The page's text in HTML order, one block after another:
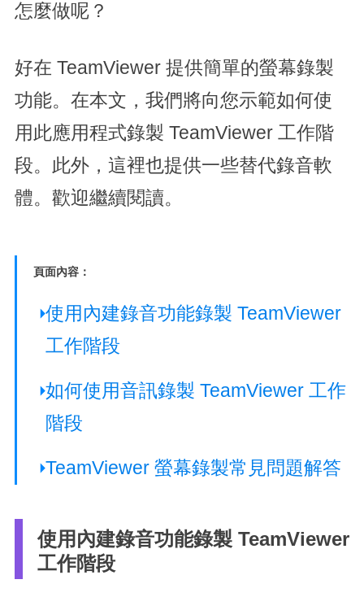
怎麼做呢？
好在 TeamViewer 提供簡單的螢幕錄製
功能。在本文，我們將向您示範如何使
用此應用程式錄製 TeamViewer 工作階
段。此外，這裡也提供一些替代錄音軟
體。歡迎繼續閱讀。
頁面內容：
使用內建錄音功能錄製 TeamViewer
工作階段
如何使用音訊錄製 TeamViewer 工作
階段
TeamViewer 螢幕錄製常見問題解答
使用內建錄音功能錄製 TeamViewer
工作階段